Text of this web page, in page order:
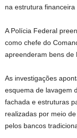
na estrutura financeira
A Polícia Federal
como chefe do
apreenderam bens de
As investigações
esquema de lavagem
fachada e estruturas
realizadas por meio
pelos bancos